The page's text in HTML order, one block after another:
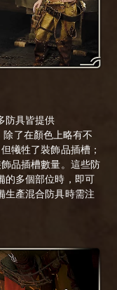
防具皆提供
了在顏色上略有不
犧牲了裝飾品插槽；
品插槽數量。這些防
的多個部位時，即可
生產混合防具時需注